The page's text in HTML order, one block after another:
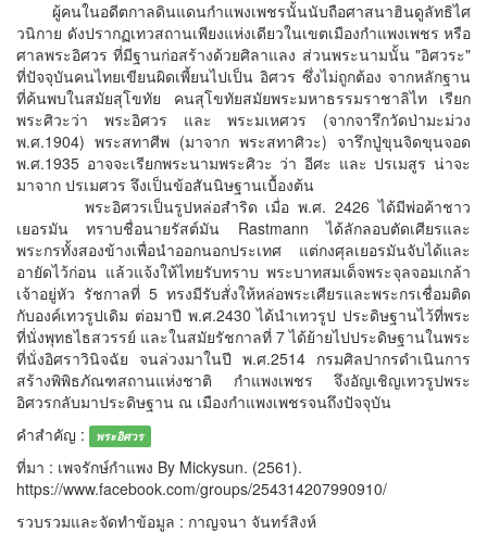
ผู้คนในอดีตกาลดินแดนกำแพงเพชรนั้นนับถือศาสนาฮินดูลัทธิไศ
วนิกาย ดังปรากฏเทวสถานเพียงแห่งเดียวในเขตเมืองกำแพงเพชร หรือ
ศาลพระอิศวร ที่มีฐานก่อสร้างด้วยศิลาแลง ส่วนพระนามนั้น "อิศวระ"
ที่ปัจจุบันคนไทยเขียนผิดเพี้ยนไปเป็น อิศวร ซึ่งไม่ถูกต้อง จากหลักฐาน
ที่ค้นพบในสมัยสุโขทัย คนสุโขทัยสมัยพระมหาธรรมราชาลิไท เรียก
พระศิวะว่า พระอิศวร และ พระมเหศวร (จากจารึกวัดป่ามะม่วง
พ.ศ.1904) พระสทาศีพ (มาจาก พระสทาศิวะ) จารึกปู่ขุนจิดขุนจอด
พ.ศ.1935 อาจจะเรียกพระนามพระศิวะ ว่า อีศะ และ ปรเมสูร น่าจะ
มาจาก ปรเมศวร จึงเป็นข้อสันนิษฐานเบื้องต้น
พระอิศวรเป็นรูปหล่อสำริด เมื่อ พ.ศ. 2426 ได้มีพ่อค้าชาว
เยอรมัน ทราบชื่อนายรัสต์มัน Rastmann ได้ลักลอบตัดเศียรและ
พระกรทั้งสองข้างเพื่อนำออกนอกประเทศ แต่กงศุลเยอรมันจับได้และ
อายัดไว้ก่อน แล้วแจ้งให้ไทยรับทราบ พระบาทสมเด็จพระจุลจอมเกล้า
เจ้าอยู่หัว รัชกาลที่ 5 ทรงมีรับสั่งให้หล่อพระเศียรและพระกรเชื่อมติด
กับองค์เทวรูปเดิม ต่อมาปี พ.ศ.2430 ได้นำเทวรูป ประดิษฐานไว้ที่พระ
ที่นั่งพุทธไธสวรรย์ และในสมัยรัชกาลที่ 7 ได้ย้ายไปประดิษฐานในพระ
ที่นั่งอิศราวินิจฉัย จนล่วงมาในปี พ.ศ.2514 กรมศิลปากรดำเนินการ
สร้างพิพิธภัณฑสถานแห่งชาติ กำแพงเพชร จึงอัญเชิญเทวรูปพระ
อิศวรกลับมาประดิษฐาน ณ เมืองกำแพงเพชรจนถึงปัจจุบัน
คำสำคัญ :
พระอิศวร
ที่มา : เพจรักษ์กำแพง By Mickysun. (2561).
https://www.facebook.com/groups/254314207990910/
รวบรวมและจัดทำข้อมูล : กาญจนา จันทร์สิงห์